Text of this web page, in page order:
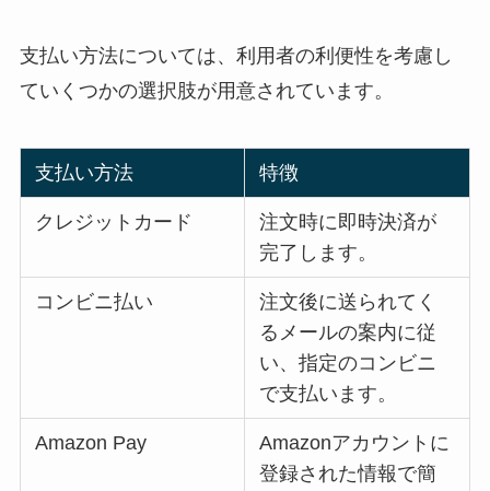
支払い方法については、利用者の利便性を考慮し
ていくつかの選択肢が用意されています。
支払い方法 特徴
クレジットカード
注文時に即時決済が
完了します。
コンビニ払い
注文後に送られてく
るメールの案内に従
い、指定のコンビニ
で支払います。
Amazon Pay
Amazonアカウントに
登録された情報で簡